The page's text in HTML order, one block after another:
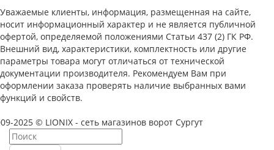
Уважаемые клиенты, информация, размещенная на сайте,
носит информационный характер и не является публичной
офертой, определяемой положениями Статьи 437 (2) ГК РФ.
Внешний вид, характеристики, комплектность или другие
параметры товара могут отличаться от технической
документации производителя. Рекомендуем Вам при
оформлении заказа проверять наличие выбранных вами
функций и свойств.
2025 © LIONIX - сеть магазинов ворот Сургут